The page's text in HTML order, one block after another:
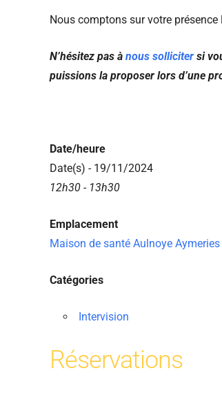
Nous comptons sur votre présence
N’hésitez pas à nous solliciter si
puissions la proposer lors d’une
Date/heure
Date(s) - 19/11/2024
12h30 - 13h30
Emplacement
Maison de santé Aulnoye Aymeries
Catégories
Intervision
Réservations